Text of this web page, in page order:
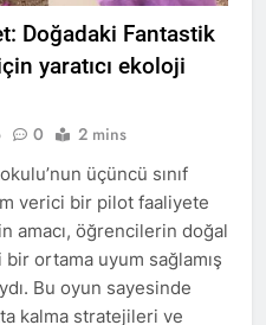
Doğadaki Fantastik
yaratıcı ekoloji
0 2 mins
üçüncü sınıf
verici bir pilot faaliyete
amacı, öğrencilerin doğal
ortama uyum sağlamış
Bu oyun sayesinde
kalma stratejileri ve